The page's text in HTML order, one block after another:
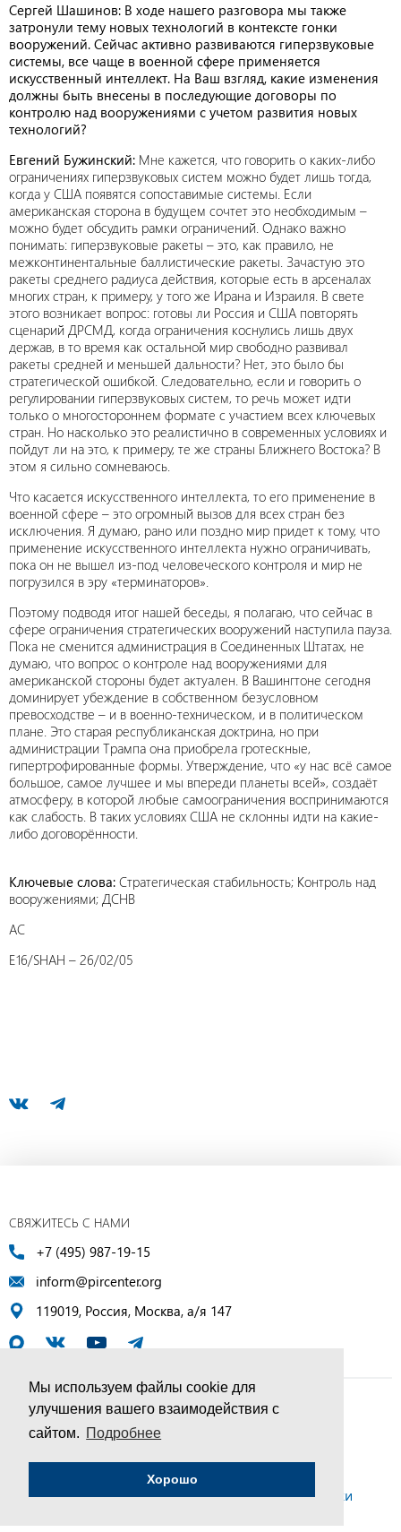
Мы используем файлы cookie для
улучшения вашего взаимодействия с
сайтом. Подробнее
Хорошо
Сергей Шашинов: В ходе нашего разговора мы также
затронули тему новых технологий в контексте гонки
вооружений. Сейчас активно развиваются гиперзвуковые
системы, все чаще в военной сфере применяется
искусственный интеллект. На Ваш взгляд, какие изменения
должны быть внесены в последующие договоры по
контролю над вооружениями с учетом развития новых
технологий?
Евгений Бужинский: Мне кажется, что говорить о каких-либо
ограничениях гиперзвуковых систем можно будет лишь тогда,
когда у США появятся сопоставимые системы. Если
американская сторона в будущем сочтет это необходимым –
можно будет обсудить рамки ограничений. Однако важно
понимать: гиперзвуковые ракеты – это, как правило, не
межконтинентальные баллистические ракеты. Зачастую это
ракеты среднего радиуса действия, которые есть в арсеналах
многих стран, к примеру, у того же Ирана и Израиля. В свете
этого возникает вопрос: готовы ли Россия и США повторять
сценарий ДРСМД, когда ограничения коснулись лишь двух
держав, в то время как остальной мир свободно развивал
ракеты средней и меньшей дальности? Нет, это было бы
стратегической ошибкой. Следовательно, если и говорить о
регулировании гиперзвуковых систем, то речь может идти
только о многостороннем формате с участием всех ключевых
стран. Но насколько это реалистично в современных условиях и
пойдут ли на это, к примеру, те же страны Ближнего Востока? В
этом я сильно сомневаюсь.
Что касается искусственного интеллекта, то его применение в
военной сфере – это огромный вызов для всех стран без
исключения. Я думаю, рано или поздно мир придет к тому, что
применение искусственного интеллекта нужно ограничивать,
пока он не вышел из-под человеческого контроля и мир не
погрузился в эру «терминаторов».
Поэтому подводя итог нашей беседы, я полагаю, что сейчас в
сфере ограничения стратегических вооружений наступила пауза.
Пока не сменится администрация в Соединенных Штатах, не
думаю, что вопрос о контроле над вооружениями для
американской стороны будет актуален. В Вашингтоне сегодня
доминирует убеждение в собственном безусловном
превосходстве – и в военно-техническом, и в политическом
плане. Это старая республиканская доктрина, но при
администрации Трампа она приобрела гротескные,
гипертрофированные формы. Утверждение, что «у нас всё самое
большое, самое лучшее и мы впереди планеты всей», создаёт
атмосферу, в которой любые самоограничения воспринимаются
как слабость. В таких условиях США не склонны идти на какие-
либо договорённости.
Ключевые слова: Стратегическая стабильность; Контроль над
вооружениями; ДСНВ
AC
E16/SHAH – 26/02/05
СВЯЖИТЕСЬ С НАМИ
+7 (495) 987-19-15
inform@pircenter.org
119019, Россия, Москва, а/я 147
© ПИР-Центр, 1994–2025 | Все права защищены
Соглашение об обработке персональных данных
Политика конфиденциальности и условия обработки